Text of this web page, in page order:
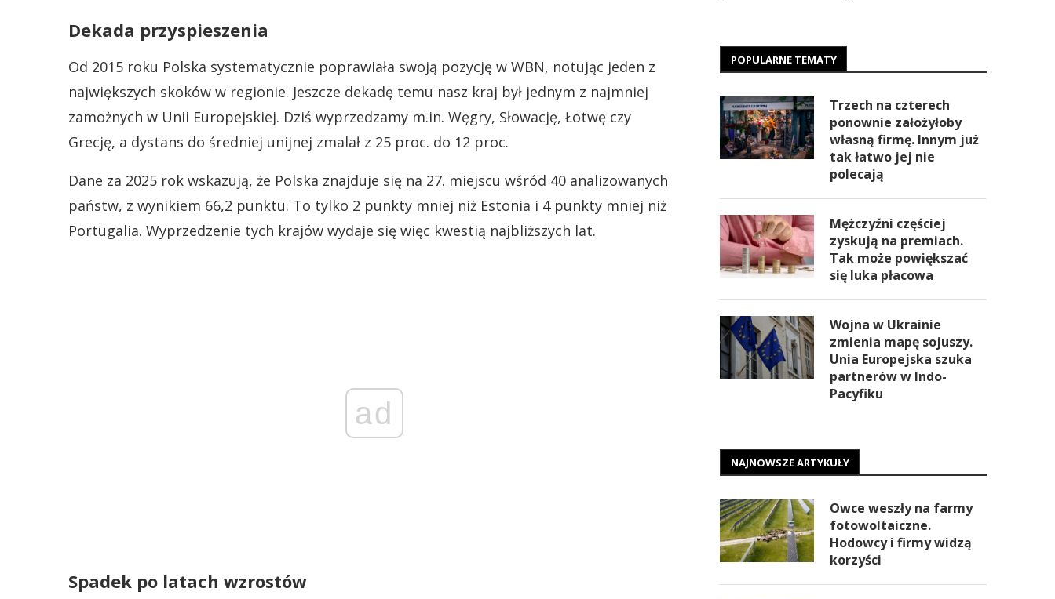
Dekada przyspieszenia
Od 2015 roku Polska systematycznie poprawiała swoją pozycję w WBN, notując jeden z
największych skoków w regionie. Jeszcze dekadę temu nasz kraj był jednym z najmniej
zamożnych w Unii Europejskiej. Dziś wyprzedzamy m.in. Węgry, Słowację, Łotwę czy
Grecję, a dystans do średniej unijnej zmalał z 25 proc. do 12 proc.
Dane za 2025 rok wskazują, że Polska znajduje się na 27. miejscu wśród 40 analizowanych
państw, z wynikiem 66,2 punktu. To tylko 2 punkty mniej niż Estonia i 4 punkty mniej niż
Portugalia. Wyprzedzenie tych krajów wydaje się więc kwestią najbliższych lat.
ad
Spadek po latach wzrostów
POPULARNE TEMATY
Trzech na czterech
ponownie założyłoby
własną firmę. Innym już
tak łatwo jej nie
polecają
Mężczyźni częściej
zyskują na premiach.
Tak może powiększać
się luka płacowa
Wojna w Ukrainie
zmienia mapę sojuszy.
Unia Europejska szuka
partnerów w Indo-
Pacyfiku
NAJNOWSZE ARTYKUŁY
Owce weszły na farmy
fotowoltaiczne.
Hodowcy i firmy widzą
korzyści